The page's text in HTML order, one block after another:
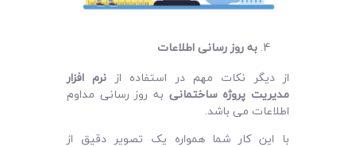
به‌ روز رسانی اطلاعات
از دیگر نکات مهم در استفاده از نرم ‌افزار
مدیریت پروژه ساختمانی به روز رسانی مداوم
اطلاعات می‌ باشد.
با این کار شما همواره یک تصویر دقیق از